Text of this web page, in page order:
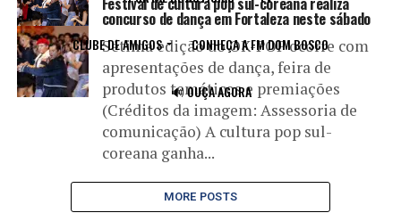
CLUBE DE AMIGOS CONHEÇA A FM DOM BOSCO
🔊 OUÇA AGORA
concurso de dança em Fortaleza neste sábado
Sétima edição do OK-POP ocorre com
apresentações de dança, feira de
produtos temáticos e premiações
(Créditos da imagem: Assessoria de
comunicação) A cultura pop sul-
coreana ganha...
MORE POSTS